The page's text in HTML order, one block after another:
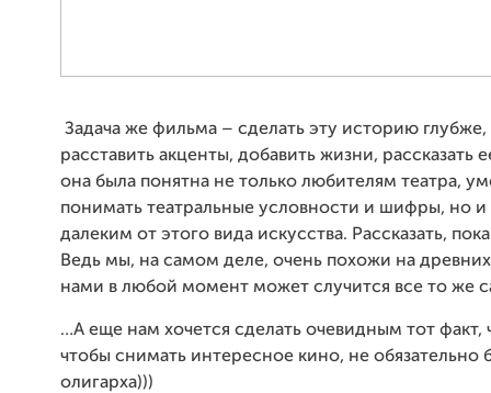
Задача же фильма – сделать эту историю
расставить акценты, добавить жизни, рассказать
она была понятна не только любителям театра,
понимать театральные условности и шифры, но
далеким от этого вида искусства. Рассказать,
Ведь мы, на самом деле, очень похожи на
нами в любой момент может случится все то же
…А еще нам хочется сделать очевидным тот факт,
чтобы снимать интересное кино, не обязательно
олигарха)))